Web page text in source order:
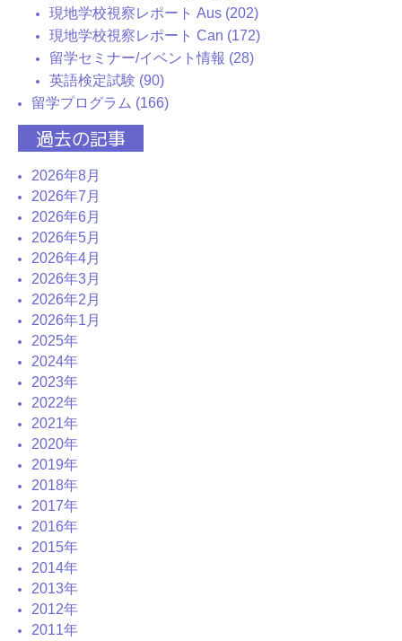
現地学校視察レポート Aus (202)
現地学校視察レポート Can (172)
留学セミナー/イベント情報 (28)
英語検定試験 (90)
留学プログラム (166)
過去の記事
2026年8月
2026年7月
2026年6月
2026年5月
2026年4月
2026年3月
2026年2月
2026年1月
2025年
2024年
2023年
2022年
2021年
2020年
2019年
2018年
2017年
2016年
2015年
2014年
2013年
2012年
2011年